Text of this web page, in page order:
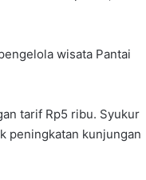
wisata Pantai
tarif Rp5 ribu. Syukur
peningkatan kunjungan